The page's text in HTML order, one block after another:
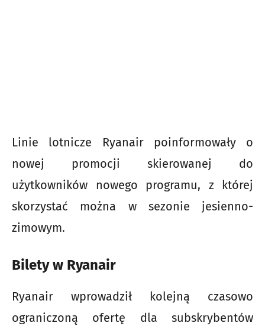
Linie lotnicze Ryanair poinformowały o
nowej promocji skierowanej do
użytkowników nowego programu, z której
skorzystać można w sezonie jesienno-
zimowym.
Bilety w Ryanair
Ryanair wprowadził kolejną czasowo
ograniczoną ofertę dla subskrybentów